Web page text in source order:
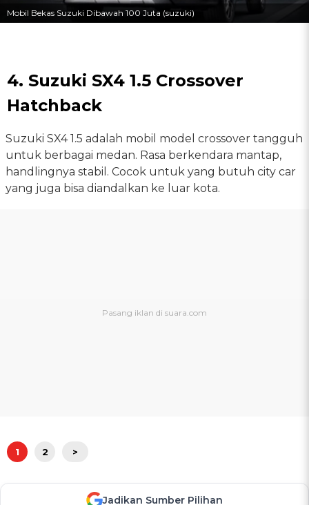
Mobil Bekas Suzuki Dibawah 100 Juta (suzuki)
4. Suzuki SX4 1.5 Crossover
Hatchback
Suzuki SX4 1.5 adalah mobil model crossover tangguh
untuk berbagai medan. Rasa berkendara mantap,
handlingnya stabil. Cocok untuk yang butuh city car
yang juga bisa diandalkan ke luar kota.
1 2 >
Jadikan Sumber Pilihan